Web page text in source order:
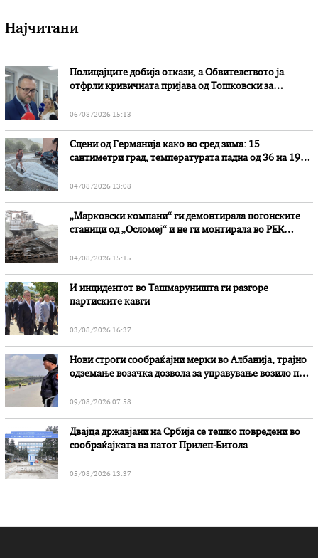
Најчитани
Полицајците добија откази, а Обвителството ја
отфрли кривичната пријава од Тошковски за
06/08/2026 15:13
Сцени од Германија како во сред зима: 15
сантиметри град, температурата падна од 36 на 19
04/08/2026 13:08
„Марковски компани“ ги демонтирала погонските
станици од „Осломеј“ и не ги монтирала во РЕК
04/08/2026 15:15
И инцидентот во Ташмаруништa ги разгоре
партиските кавги
03/08/2026 16:37
Нови строги сообраќајни мерки во Aлбанија, трајно
одземање возачка дозвола за управување возило под
09/08/2026 07:58
Двајца државјани на Србија се тешко повредени во
сообраќајката на патот Прилеп-Битола
05/08/2026 13:37